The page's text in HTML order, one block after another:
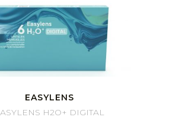
EASYLENS
H2O+ DIGITAL